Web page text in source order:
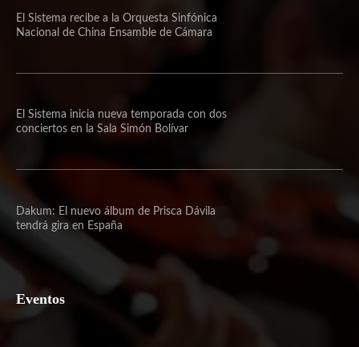
El Sistema recibe a la Orquesta Sinfónica
Nacional de China Ensamble de Cámara
El Sistema inicia nueva temporada con dos
conciertos en la Sala Simón Bolívar
Dakum: El nuevo álbum de Prisca Dávila
tendrá gira en España
Eventos